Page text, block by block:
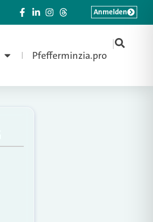
Pfefferminzia.pro
|
Anmelden